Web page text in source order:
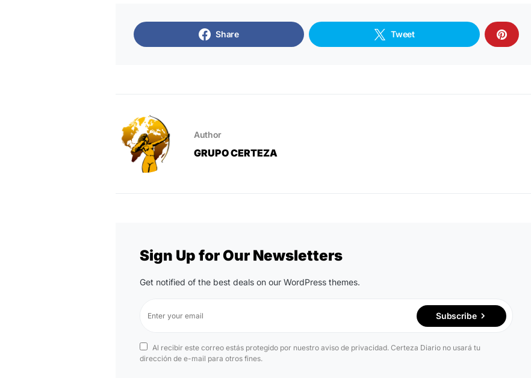
Share Tweet
Author
GRUPO CERTEZA
Sign Up for Our Newsletters
Get notified of the best deals on our WordPress themes.
Subscribe
Al recibir este correo estás protegido por nuestro aviso de privacidad. Certeza Diario no usará tu
dirección de e-mail para otros fines.